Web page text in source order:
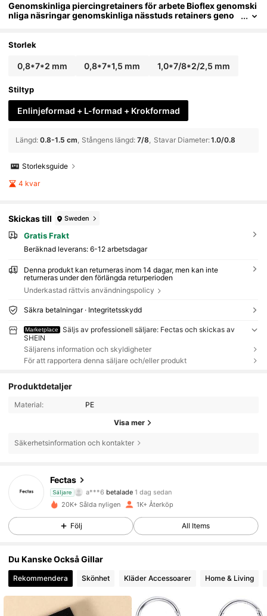
Genomskinliga piercingretainers för arbete Bioflex genomski
nliga näsringar genomskinliga nässtuds retainers geno
Storlek
0,8*7*2 mm 0,8*7*1,5 mm 1,0*7/8*2/2,5 mm
Stiltyp
Enlinjeformad + L-formad + Krokformad
Längd: 0.8-1.5 cm Stångens längd: 7/8 Stavar Diameter:1.0/0.8
Storleksguide
4 kvar
Skickas till Sweden
Gratis Frakt
Beräknad leverans: 6-12 arbetsdagar
Denna produkt kan returneras inom 14 dagar, men kan inte
returneras under den förlängda returperioden
Underkastad rättvis användningspolicy
Säkra betalningar · Integritetsskydd
Marketplace
Säljs av professionell säljare: Fectas och skickas av
SHEIN
Säljarens information och skyldigheter
För att rapportera denna säljare och/eller produkt
Produktdetaljer
Material: PE
Visa mer
Säkerhetsinformation och kontakter
Fectas
Säljare
d***2 följde1 dag sedan
20K+ Sålda nyligen 1K+ Återköp
Följ All Items
Du Kanske Också Gillar
Rekommendera Skönhet Kläder Accessoarer Home & Living